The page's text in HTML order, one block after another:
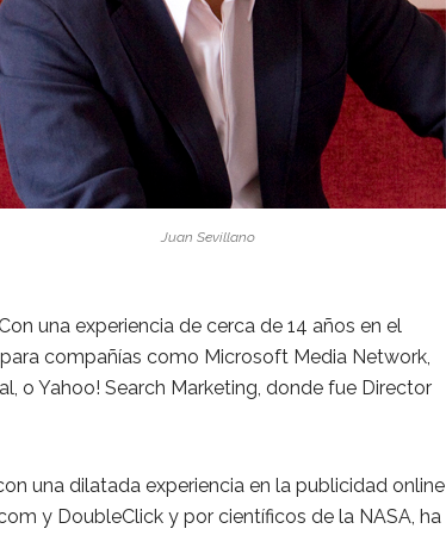
Juan Sevillano
una experiencia de cerca de 14 años en el
compañías como Microsoft Media Network,
o Yahoo! Search Marketing, donde fue Director
una dilatada experiencia en la publicidad online
y DoubleClick y por científicos de la NASA, ha